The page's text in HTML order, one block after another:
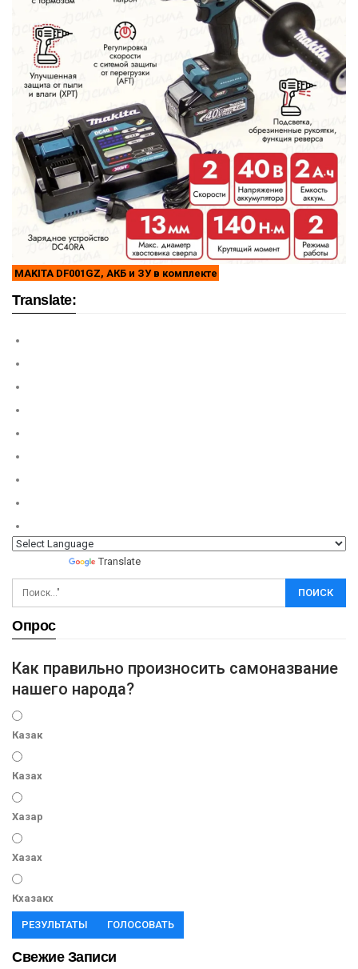
MAKITA DF001GZ, АКБ и ЗУ в комплекте
Translate:
Translate
Опрос
Как правильно произносить самоназвание
нашего народа?
Казак
Казах
Хазар
Хазах
Кхазакх
РЕЗУЛЬТАТЫ ГОЛОСОВАТЬ
Свежие Записи